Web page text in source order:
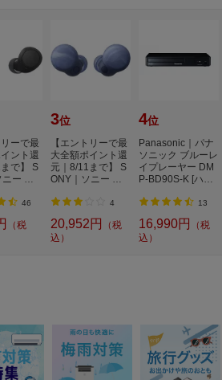
リーで最
ント還
で】 S
ー 完
46
（税
3位
【エントリーで最
大全額ポイント還
元｜8/11まで】 S
ONY｜ソニー 完
ホ...
4
20,952円
（税
込）
4位
Panasonic｜パナ
ソニック ブルーレ
イプレーヤー DM
P-BD90S-K [ハイ
用...
13
16,990円
（税
込）